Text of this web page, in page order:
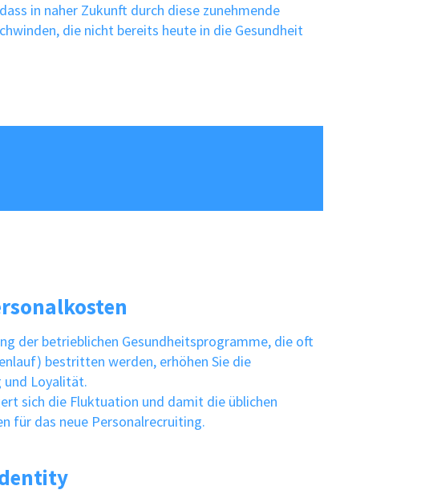
in naher Zukunft durch diese zunehmende
die nicht bereits heute in die Gesundheit
der betrieblichen Gesundheitsprogramme, die oft
bestritten werden, erhöhen Sie die
und Loyalität.
sich die Fluktuation und damit die üblichen
für das neue Personalrecruiting.